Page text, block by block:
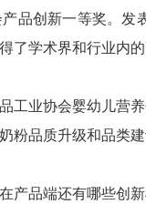
品创新一等奖。
了学术界和行业内的
工业协会婴幼儿营
粉品质升级和品类
产品端还有哪些创